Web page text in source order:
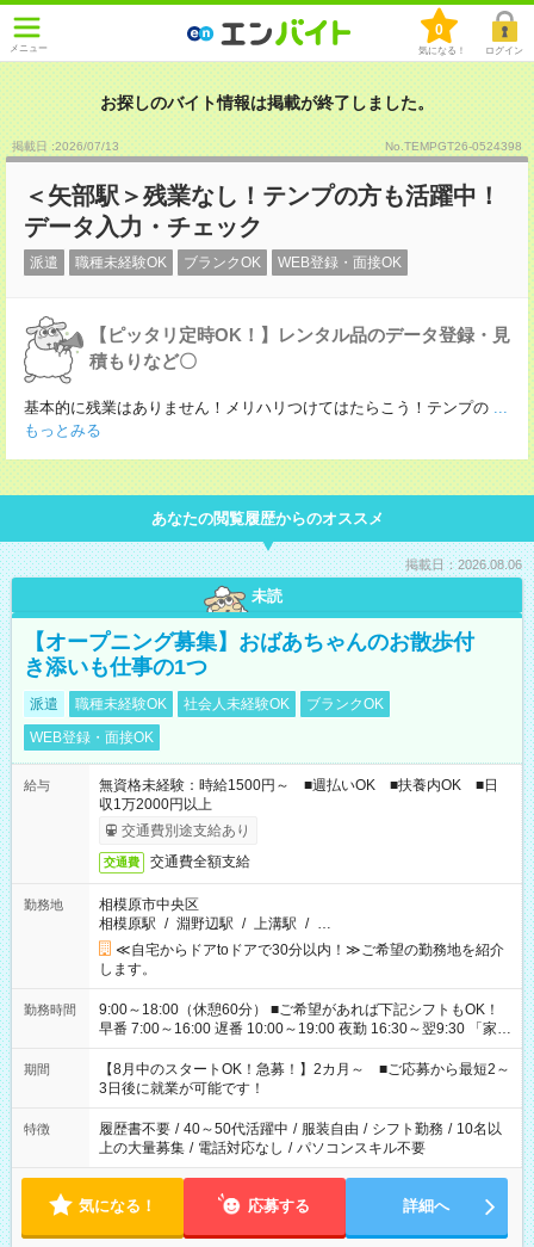
メニュー
0
気になる！ ログイン
お探しのバイト情報は掲載が終了しました。
掲載日 :2026/07/13 No.TEMPGT26-0524398
＜矢部駅＞残業なし！テンプの方も活躍中！
データ入力・チェック
派遣 職種未経験OK ブランクOK WEB登録・面接OK
【ピッタリ定時OK！】レンタル品のデータ登録・見
積もりなど〇
基本的に残業はありません！メリハリつけてはたらこう！テンプの ...
もっとみる
あなたの閲覧履歴からのオススメ
掲載日：2026.08.06
未読
【オープニング募集】おばあちゃんのお散歩付
き添いも仕事の1つ
派遣 職種未経験OK 社会人未経験OK
ブランクOK
WEB登録・面接OK
給与
無資格未経験：時給1500円～ ■週払いOK ■扶養内OK ■日
収1万2000円以上
交通費別途支給あり
交通費 交通費全額支給
勤務地
相模原市中央区
相模原駅 / 淵野辺駅 / 上溝駅 / …
≪自宅からドアtoドアで30分以内！≫ご希望の勤務地を紹介
します。
勤務時間
9:00～18:00（休憩60分） ■ご希望があれば下記シフトもOK！
早番 7:00～16:00 遅番 10:00～19:00 夜勤 16:30～翌9:30 「家族
と休みを合わせたい」 「余裕を持って夕飯の準備がしたい」
「できれば残業はしたくない」 など、ご希望を教えてください
ね。 ※Wワーク希望の方へ 今ご覧のお仕事で希望する勤務時間
と、もう1つのお仕事の勤務時間。 合計で週40時間を超える場
合は応募できません。
期間
【8月中のスタートOK！急募！】2カ月～ ■ご応募から最短2～
3日後に就業が可能です！
特徴 履歴書不要 / 40～50代活躍中 / 服装自由 / シフト勤務 / 10名以
上の大量募集 / 電話対応なし / パソコンスキル不要
気になる！ 応募する 詳細へ